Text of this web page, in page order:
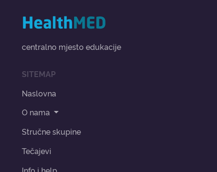
centralno mjesto edukacije
SITEMAP
Naslovna
O nama
Stručne skupine
Tečajevi